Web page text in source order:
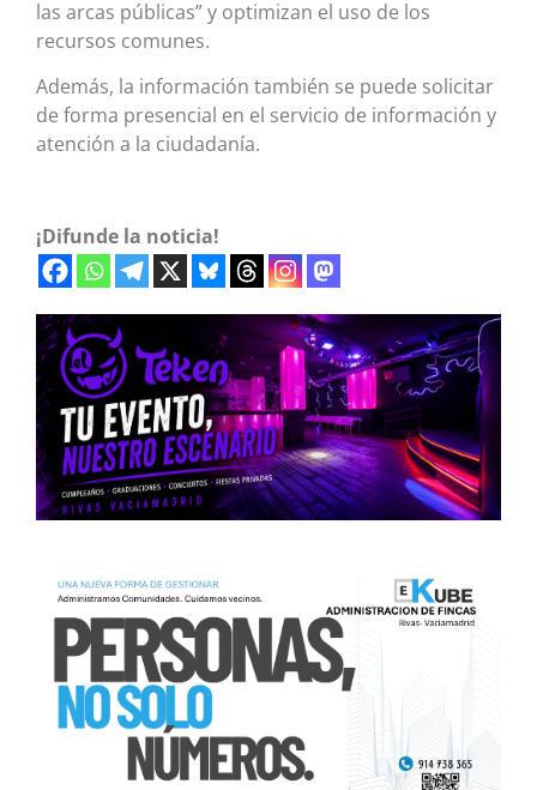
las arcas públicas” y optimizan el uso de los
recursos comunes.
Además, la información también se puede solicitar
de forma presencial en el servicio de información y
atención a la ciudadanía.
¡Difunde la noticia!